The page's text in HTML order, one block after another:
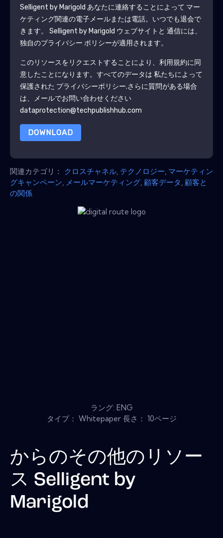
Selligent by Marigold あなたに連絡することによって マー
ケティング関連の電子メールまたは電話。いつでも退会で
きます。 Selligent by Marigold ウェブサイトと 通信には、
独自のプライバシー ポリシーが適用されます。
このリソースをリクエストすることにより、利用規約に同
意したことになります。すべてのデータは 私たちによって
保護された プライバシーポリシー.さらに質問がある場合
は、メールでお問い合わせください
dataprotection@techpublishhub.com
DOWNLOAD
関連カテゴリ： クロスチャネル テクノロジー マーケティン
グキャンペーン
メールマーケティング 顧客データ 顧客と
の関係
ラング: ENG
タイプ： Whitepaper 長さ： 10ページ
からのその他のリソー
ス Selligent by
Marigold